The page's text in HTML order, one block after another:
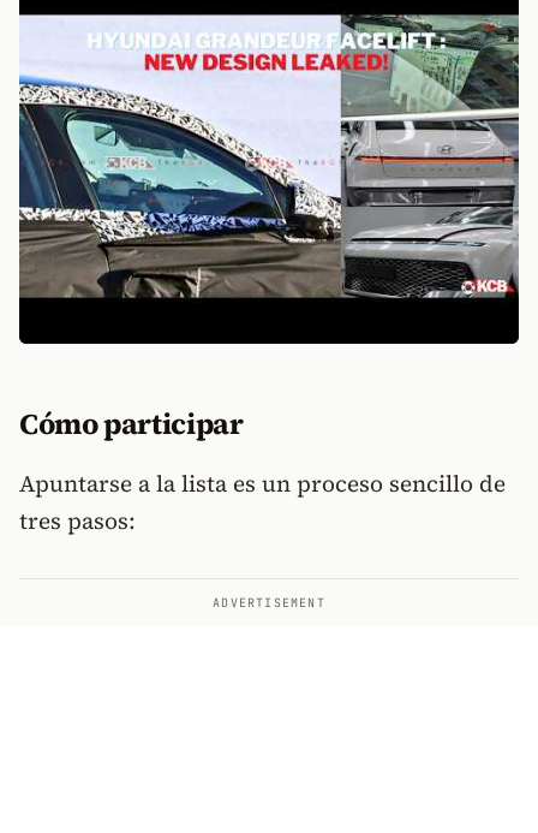
Cómo participar
Apuntarse a la lista es un proceso sencillo de
tres pasos:
ADVERTISEMENT